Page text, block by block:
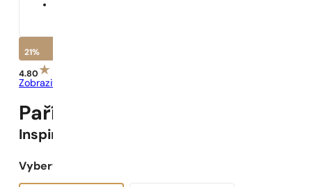
21%
4.80
Zobrazit recenze
Pařížské Parfémy N° 61 -
Inspirováno
Vyberte objem: